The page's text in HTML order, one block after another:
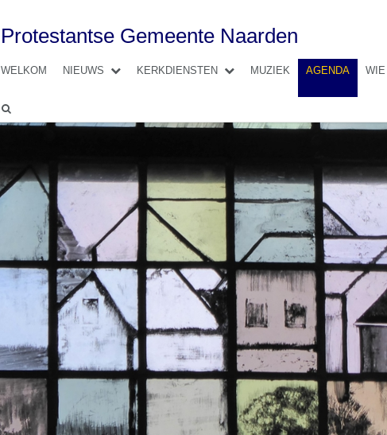
Protestantse Gemeente Naarden
WELKOM NIEUWS KERKDIENSTEN MUZIEK AGENDA